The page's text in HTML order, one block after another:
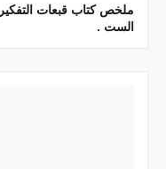
ملخص كتاب قبعات التفكير
الست .